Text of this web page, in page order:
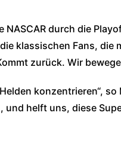
durch die
klassischen Fans, die
zurück. Wir
konzentrieren“, so
helft uns, diese